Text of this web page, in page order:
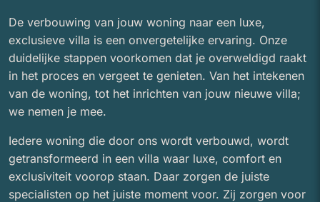
De verbouwing van jouw woning naar een luxe,
exclusieve villa is een onvergetelijke ervaring. Onze
duidelijke stappen voorkomen dat je overweldigd raakt
in het proces en vergeet te genieten. Van het intekenen
van de woning, tot het inrichten van jouw nieuwe villa;
we nemen je mee.
Iedere woning die door ons wordt verbouwd, wordt
getransformeerd in een villa waar luxe, comfort en
exclusiviteit voorop staan. Daar zorgen de juiste
specialisten op het juiste moment voor. Zij zorgen voor